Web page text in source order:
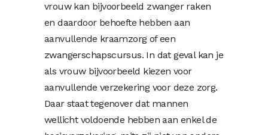
vrouw kan bijvoorbeeld zwanger raken
en daardoor behoefte hebben aan
aanvullende kraamzorg of een
zwangerschapscursus. In dat geval kan je
als vrouw bijvoorbeeld kiezen voor
aanvullende verzekering voor deze zorg.
Daar staat tegenover dat mannen
wellicht voldoende hebben aan enkel de